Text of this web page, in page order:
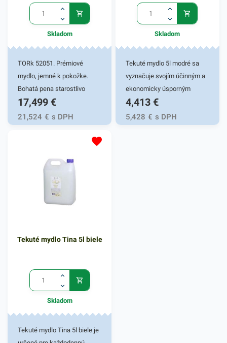
ktorí ho použijú. Balenie
obsahuje 1ks tekutého
mydla KATRIN s objemom 1l.
V našej ponuke nájdete
ďalšie podobné produkty,
ktoré vás zaručene oslovia.
Skladom
TORk 52051. Prémiové
mydlo, jemné k pokožke.
Bohatá pena starostlivo
umyje ruky. Vhodné do
zásobníkov TORK.
17,499 €
21,524 € s DPH
Skladom
Tekuté mydlo 5l modré sa
vyznačuje svojím účinným a
ekonomicky úsporným
využitím. Poskytnite
návštevníkom toaletných
priestorov a kúpeľne penové
4,413 €
5,428 € s DPH
Tekuté mydlo Tina 5l biele
Skladom
Tekuté mydlo Tina 5l biele je